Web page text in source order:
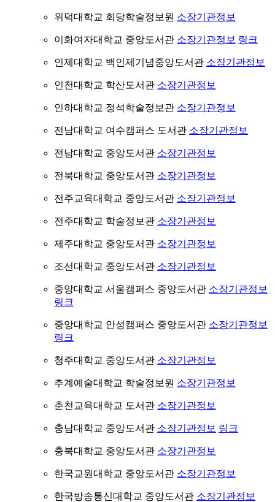
위덕대학교 회당학술정보원 소장기관정보
이화여자대학교 중앙도서관 소장기관정보 링크
인제대학교 백인제기념중앙도서관 소장기관정보
인천대학교 학산도서관 소장기관정보
인하대학교 정석학술정보관 소장기관정보
전남대학교 여수캠퍼스 도서관 소장기관정보
전남대학교 중앙도서관 소장기관정보
전북대학교 중앙도서관 소장기관정보
전주교육대학교 중앙도서관 소장기관정보
전주대학교 학술정보관 소장기관정보
제주대학교 중앙도서관 소장기관정보
조선대학교 중앙도서관 소장기관정보
중앙대학교 서울캠퍼스 중앙도서관 소장기관정보
링크
중앙대학교 안성캠퍼스 중앙도서관 소장기관정보
링크
청주대학교 중앙도서관 소장기관정보
추계예술대학교 학술정보원 소장기관정보
춘천교육대학교 도서관 소장기관정보
충남대학교 중앙도서관 소장기관정보 링크
충북대학교 중앙도서관 소장기관정보
한국교원대학교 중앙도서관 소장기관정보
한국방송통신대학교 중앙도서관 소장기관정보